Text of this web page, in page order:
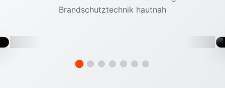
Brandschutztechnik hautnah